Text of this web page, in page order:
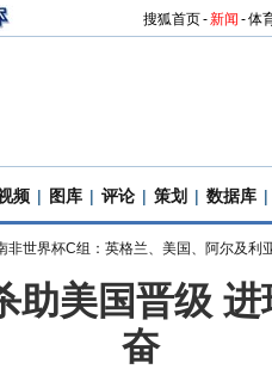
搜狐首页-新闻 -体
频 | 图库 | 评论 | 策划 | 数据库 |
非世界杯C组：英格兰、美国、阿尔及利
助美国晋级
奋